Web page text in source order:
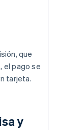
que
el pago se
tarjeta.
y